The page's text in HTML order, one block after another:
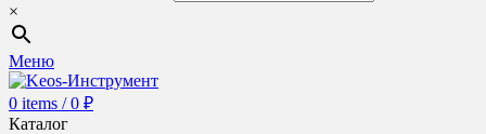
×
Меню
0 items / 0 ₽
Каталог